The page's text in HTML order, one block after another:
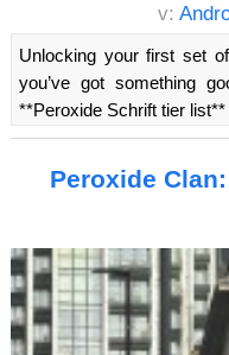
v:
Unlocking your first set
you’ve got something
**Peroxide Schrift tier
Peroxide